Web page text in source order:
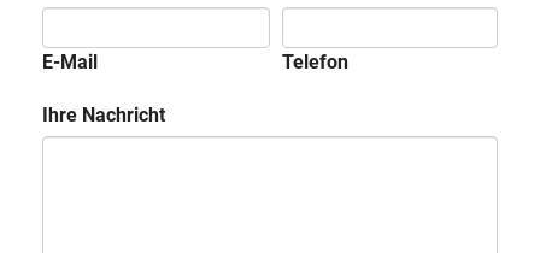
E-Mail Telefon
Ihre Nachricht